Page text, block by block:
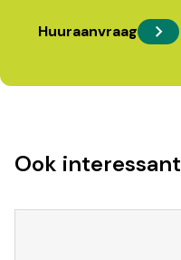
Huuraanvraag
Ook interessant